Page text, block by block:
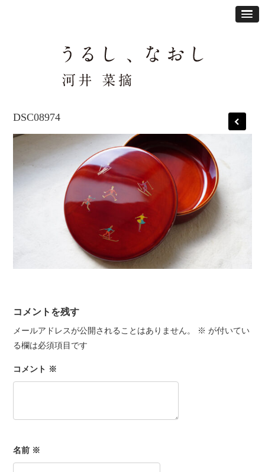
DSC08974
コメントを残す
メールアドレスが公開されることはありません。 ※ が付いてい
る欄は必須項目です
コメント ※
名前 ※